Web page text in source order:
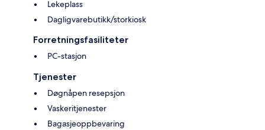
Lekeplass
Dagligvarebutikk/storkiosk
Forretningsfasiliteter
PC-stasjon
Tjenester
Døgnåpen resepsjon
Vaskeritjenester
Bagasjeoppbevaring